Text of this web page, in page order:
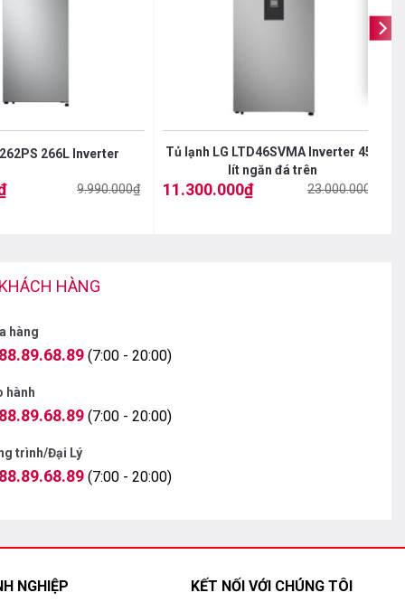
266L Inverter
9.990.000₫
Tủ lạnh LG LTD46SVMA Inverter 459
lít ngăn đá trên
23.000.000
Giá
11.300.000₫
Giá
HÀNG
hàng
(7:00 - 20:00)
hành
(7:00 - 20:00)
trình/Đại Lý
(7:00 - 20:00)
NGHIỆP KẾT NỐI VỚI CHÚNG TÔI